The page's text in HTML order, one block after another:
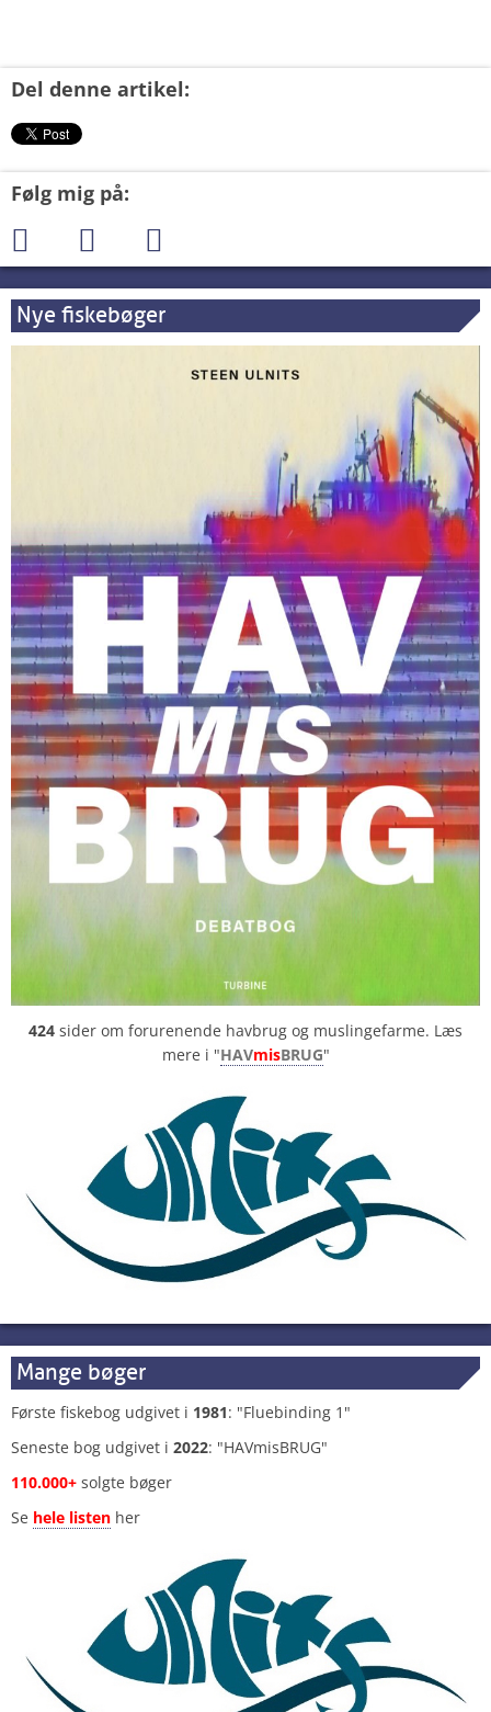
Del denne artikel:
Følg mig på:
Nye fiskebøger
424 sider om forurenende havbrug og muslingefarme. Læs
mere i "HAVmisBRUG"
Mange bøger
Første fiskebog udgivet i 1981: "Fluebinding 1"
Seneste bog udgivet i 2022: "HAVmisBRUG"
110.000+ solgte bøger
Se hele listen her